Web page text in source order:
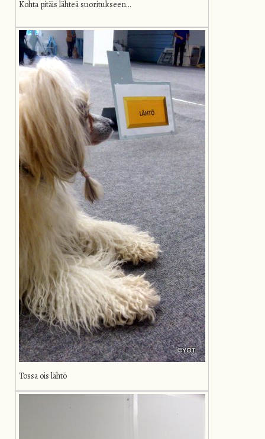
Kohta pitäis lähteä suoritukseen…
Tossa ois lähtö